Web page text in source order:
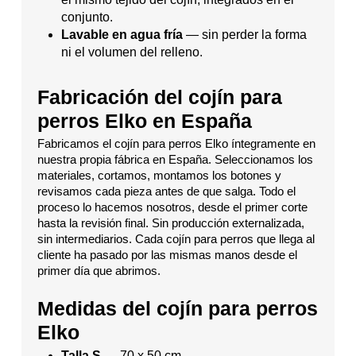
conjunto.
Lavable en agua fría— sin perder la forma
ni el volumen del relleno.
Fabricación del cojín para
perros Elko en España
Fabricamos el cojín para perros Elko íntegramente en
nuestra propia fábrica en España. Seleccionamos los
materiales, cortamos, montamos los botones y
revisamos cada pieza antes de que salga. Todo el
proceso lo hacemos nosotros, desde el primer corte
hasta la revisión final. Sin producción externalizada,
sin intermediarios. Cada cojín para perros que llega al
cliente ha pasado por las mismas manos desde el
primer día que abrimos.
Medidas del cojín para perros
Elko